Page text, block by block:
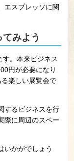
エスプレッソに関
みよう
。本来ビジネス
円が必要になり
楽しい展覧会で
するビジネスを行
際に周辺のスペー
いかがでしょう